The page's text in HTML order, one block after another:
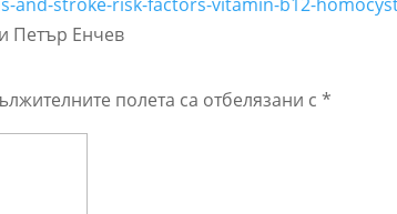
Петър Енчев
полета са отбелязани с*